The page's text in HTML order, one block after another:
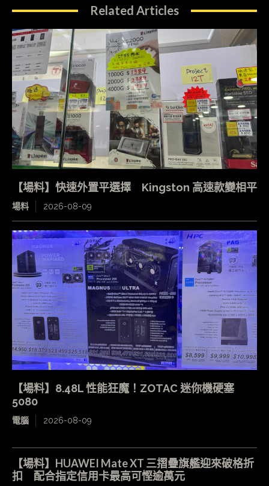
Related Articles
【場料】快速外置平選擇 Kingston 高速款變相平
場料 2026-08-09
【場料】8.48L 性能狂魔！ZOTAC 迷你機硬塞
5080
電腦 2026-08-09
【場料】HUAWEI Mate XT 三摺疊旗艦迎來破格折
扣 配合指定信用卡最高可慳逾萬元